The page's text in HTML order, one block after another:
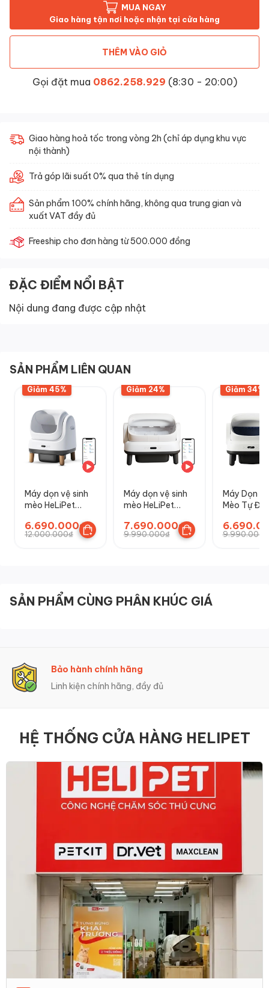
MUA NGAY
Giao hàng tận nơi hoặc nhận tại cửa hàng
THÊM VÀO GIỎ
Gọi đặt mua 0862.258.929 (8:30 - 20:00)
Giao hàng hoả tốc trong vòng 2h (chỉ áp dụng khu vực
nội thành)
Trả góp lãi suất 0% qua thẻ tín dụng
Sản phẩm 100% chính hãng, không qua trung gian và
xuất VAT đầy đủ
Freeship cho đơn hàng từ 500.000 đồng
ĐẶC ĐIỂM NỔI BẬT
Nội dung đang được cập nhật
SẢN PHẨM LIÊN QUAN
Giảm 45%
Máy dọn vệ sinh
mèo HeLiPet
6.690.000₫
12.000.000₫
Giảm 24%
Máy dọn vệ sinh
mèo HeLiPet
Plus
7.690.000₫
9.990.000₫
Giảm 34%
Máy Dọn
Mèo Tự
Top Pro
9.990.000₫
SẢN PHẨM CÙNG PHÂN KHÚC GIÁ
Bảo hành chính hãng
Linh kiện chính hãng, đầy đủ
HỆ THỐNG CỬA HÀNG HELIPET